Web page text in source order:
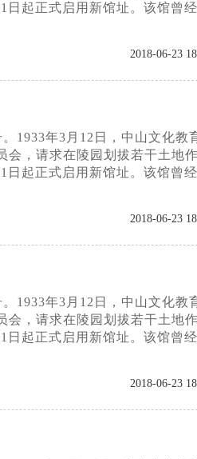
日起正式启用新馆址。该馆曾
2018-06-23
1933年3月12日，中山文化教
会，请求在陵园划拔若干土地
日起正式启用新馆址。该馆曾
2018-06-23
1933年3月12日，中山文化教
会，请求在陵园划拔若干土地
日起正式启用新馆址。该馆曾
2018-06-23